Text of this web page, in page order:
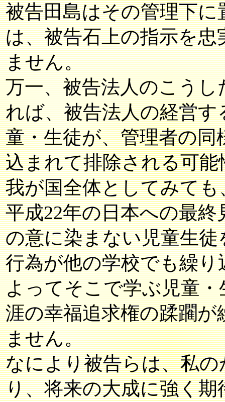
被告田島はその管理下
は、被告石上の指示を
ません。
万一、被告法人のこう
れば、被告法人の経営
童・生徒が、管理者の
込まれて排除される可
我が国全体としてみて
平成22年の日本への最
の意に染まない児童生
行為が他の学校でも繰
よってそこで学ぶ児童
涯の幸福追求権の蹂躙
ません。
なにより被告らは、私
り、将来の大成に強く